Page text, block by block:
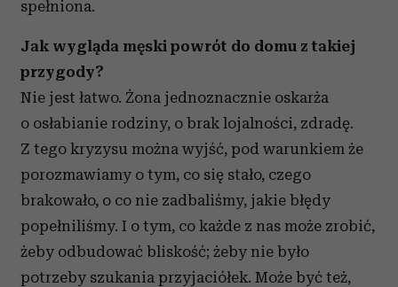
spełniona.
Jak wygląda męski powrót do domu z takiej
przygody?
Nie jest łatwo. Żona jednoznacznie oskarża
o osłabianie rodziny, o brak lojalności, zdradę.
Z tego kryzysu można wyjść, pod warunkiem że
porozmawiamy o tym, co się stało, czego
brakowało, o co nie zadbaliśmy, jakie błędy
popełniliśmy. I o tym, co każde z nas może zrobić,
żeby odbudować bliskość; żeby nie było
potrzeby szukania przyjaciółek. Może być też,